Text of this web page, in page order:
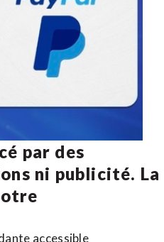
par des
ni publicité. La
accessible